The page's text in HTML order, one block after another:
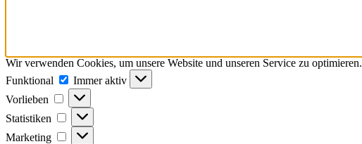
Wir verwenden Cookies, um unsere Website und unseren Service zu optimieren.
Funktional
Funktional
Immer aktiv
Vorlieben
Vorlieben
Statistiken Statistiken
Marketing Marketing